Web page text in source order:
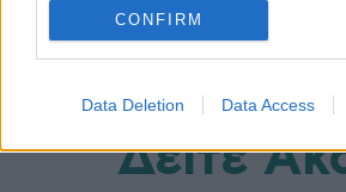
CONFIRM
Data Deletion Data Access
Δείτε